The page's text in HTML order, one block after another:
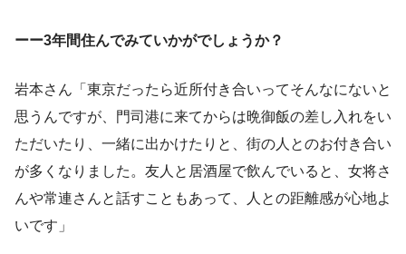
ーー3年間住んでみていかがでしょうか？
岩本さん「東京だったら近所付き合いってそんなにないと
思うんですが、門司港に来てからは晩御飯の差し入れをい
ただいたり、一緒に出かけたりと、街の人とのお付き合い
が多くなりました。友人と居酒屋で飲んでいると、女将さ
んや常連さんと話すこともあって、人との距離感が心地よ
いです」